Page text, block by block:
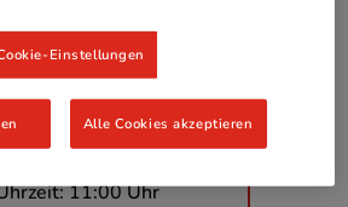
datenschutzkonform
auslagern!
28.01.2025
11:00 Uhr
Einstellungen
Alle Cookies akzeptieren